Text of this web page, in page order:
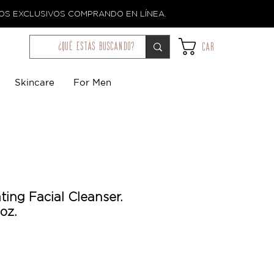
EXCLUSIVOS COMPRANDO EN LÍNEA.
¿qué estás buscando? Car
Skincare For Men
Facial Cleanser.